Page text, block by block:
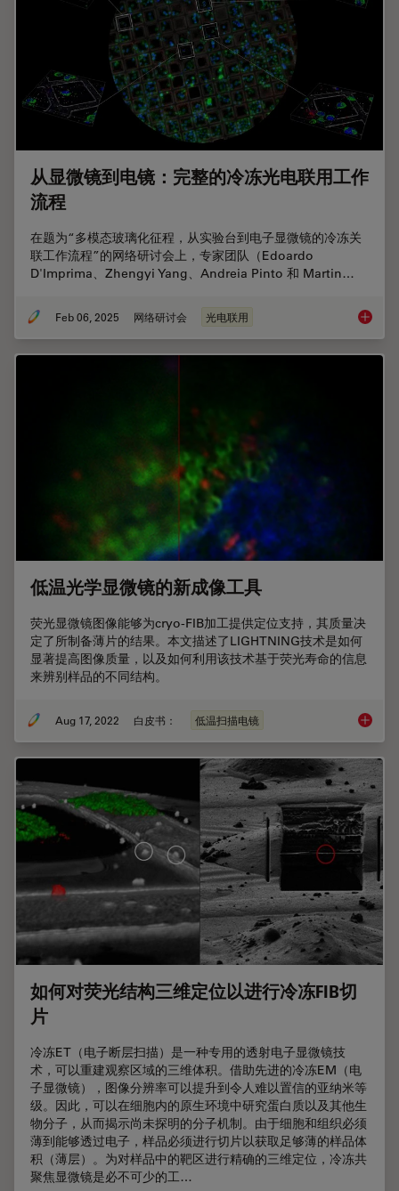
从显微镜到电镜：完整的冷冻光电联用工作
流程
在题为“多模态玻璃化征程，从实验台到电子显微镜的冷冻关
联工作流程”的网络研讨会上，专家团队（Edoardo
D'Imprima、Zhengyi Yang、Andreia Pinto 和 Martin…
Feb 06, 2025 网络研讨会 光电联用 从显微
低温光学显微镜的新成像工具
荧光显微镜图像能够为cryo-FIB加工提供定位支持，其质量决
定了所制备薄片的结果。本文描述了LIGHTNING技术是如何
显著提高图像质量，以及如何利用该技术基于荧光寿命的信息
来辨别样品的不同结构。
Aug 17, 2022 白皮书： 低温扫描电镜 低温光
如何对荧光结构三维定位以进行冷冻FIB切
片
冷冻ET（电子断层扫描）是一种专用的透射电子显微镜技
术，可以重建观察区域的三维体积。借助先进的冷冻EM（电
子显微镜），图像分辨率可以提升到令人难以置信的亚纳米等
级。因此，可以在细胞内的原生环境中研究蛋白质以及其他生
物分子，从而揭示尚未探明的分子机制。由于细胞和组织必须
薄到能够透过电子，样品必须进行切片以获取足够薄的样品体
积（薄层）。为对样品中的靶区进行精确的三维定位，冷冻共
聚焦显微镜是必不可少的工…